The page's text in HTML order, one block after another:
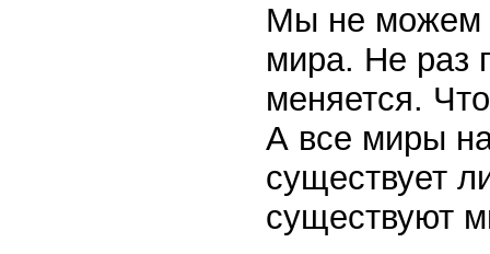
Мы не можем
мира. Не раз
меняется.
А все миры
существует
существуют